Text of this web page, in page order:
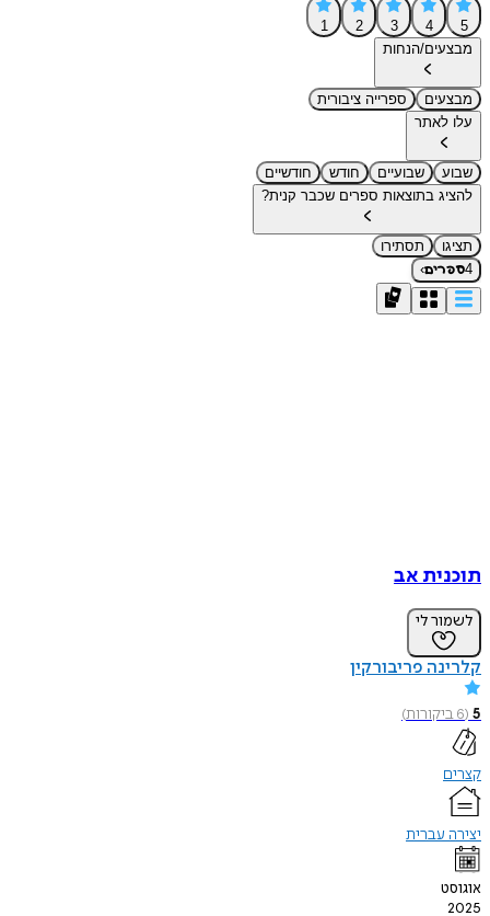
5
4
3
2
1
מבצעים/הנחות
מבצעים
ספרייה ציבורית
עלו לאתר
שבוע שבועיים חודש
חודשיים
להציג בתוצאות ספרים שכבר קנית?
תציגו
תסתירו
4ספרים›
תוכנית אב
לשמור לי
קלרינה פריבורקין
5
(
6ביקורות)
קצרים
יצירה עברית
אוגוסט
2025